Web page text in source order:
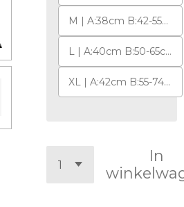
M | A:38cm B:42-55cm x 15mm x 2mm
L | A:40cm B:50-65cm x 20mm x 2mm
XL | A:42cm B:55-74cm x 15mm
In